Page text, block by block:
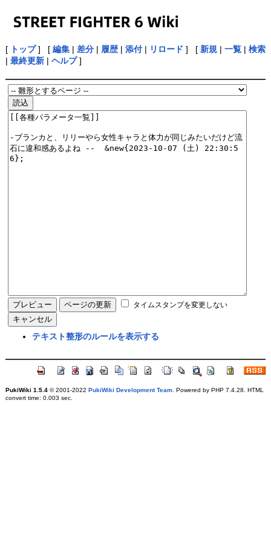
[ トップ] [ 編集| 差分| 履歴| 添付| リロード ] [ 新規| 一覧| 検索
| 最終更新| ヘルプ]
タイムスタンプを変更しない
テキスト整形のルールを表示する
PukiWiki 1.5.4© 2001-2022 PukiWiki Development Team. Powered by PHP 7.4.28. HTML
convert time: 0.003 sec.